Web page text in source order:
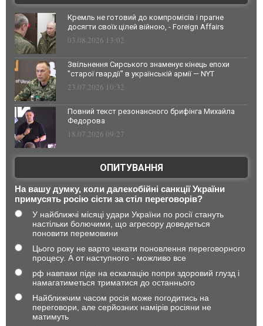
Кремль не готовий до компромісів і прагне
досягти своїх цілей війною, - Foreign Affairs
03.08.2026 13:02
Звільнення Сирського знаменує кінець епохи
"старої гвардії" в українській армії — NYT
23.07.2026 10:32
Повний текст резонансного брифінга Михайла
Федорова
18.07.2026 09:27
ОПИТУВАННЯ
На вашу думку, коли далекобійні санкції України
примусять росію сісти за стіл переговорів?
У найближчі місяці удари України по росії стануть
настільки болючими, що агресору доведеться
поновити перемовини
Цього року не варто чекати поновлення переговорного
процесу. А от наступного - можливо все
рф навпаки піде на ескалацію попри здоровий глузд і
намагатиметься триматися до останнього
Найближчим часом росія може погодитись на
переговори, але серйозних намірів росіяни не
матимуть